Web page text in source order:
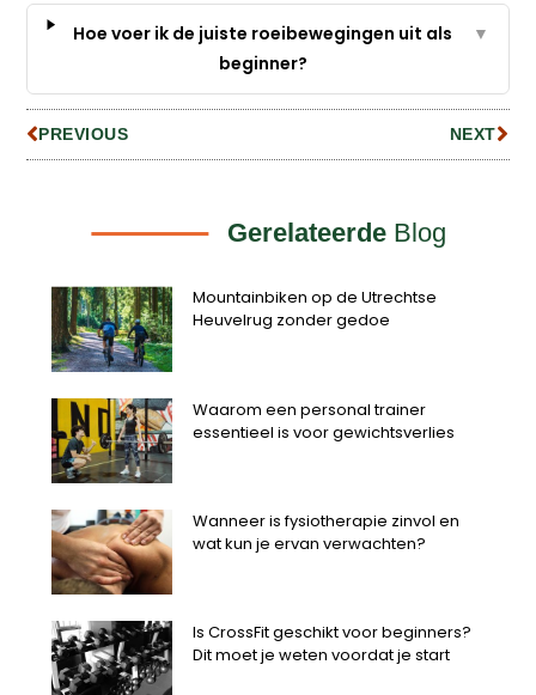
Hoe voer ik de juiste roeibewegingen uit als
beginner?
▼
PREVIOUS NEXT
GerelateerdeBlog
Mountainbiken op de Utrechtse
Heuvelrug zonder gedoe
Waarom een personal trainer
essentieel is voor gewichtsverlies
Wanneer is fysiotherapie zinvol en
wat kun je ervan verwachten?
Is CrossFit geschikt voor beginners?
Dit moet je weten voordat je start